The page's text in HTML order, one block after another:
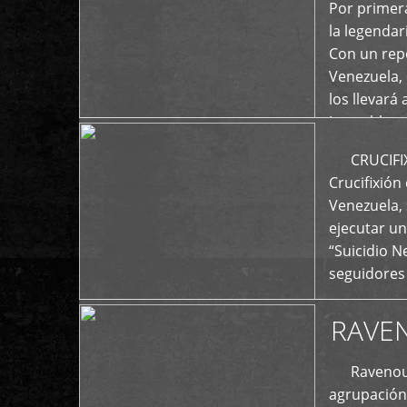
Por
la
Con un
los llevará
La
Crucifixión
ejecutar
“Suicidio